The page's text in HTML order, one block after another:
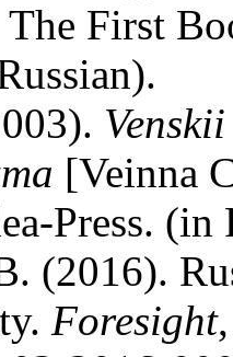
First
[Veinna
Press. (in
(2016).
Foresight